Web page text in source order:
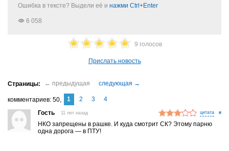
Ошибка в тексте? Выдели её и нажми Ctrl+Enter
6 058
9 голосов
Прислать новость
комментариев 50 1 2 3
4
Гость
11 лет назад #
НКО запрещены в рашке. И куда смотрит СК? Этому парню
одна дорога — в ПТУ!